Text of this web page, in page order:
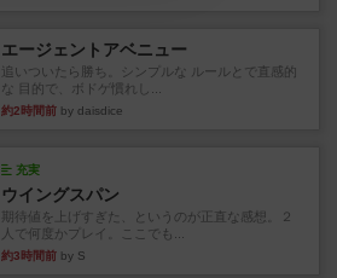
エージェントアベニュー
追いついたら勝ち。シンプルな ルールとで直感的
な 目的で、ボドゲ慣れし...
約2時間前 by daisdice
充実
ウイングスパン
期待値を上げすぎた、というのが正直な感想。２
人で何度かプレイ。ここでも...
約3時間前 by S